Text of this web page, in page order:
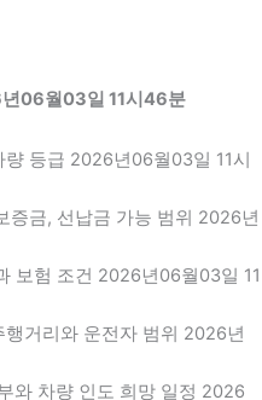
년06월03일 11시46분
등급 2026년06월03일 11시
증금, 선납금 가능 범위 2026년
보험 조건 2026년06월03일 11
거리와 운전자 범위 2026년
와 차량 인도 희망 일정 2026